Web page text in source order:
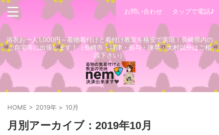
お問い合わせ タップで電話♪
浴衣お一人1,000円～着物着付けと着付け教室を格安で実現！長崎県内の
ご自宅等に出張します！（長崎市・時津・長与・諫早・大村以外はご相
談下さい）
HOME > 2019年 > 10月
月別アーカイブ：2019年10月